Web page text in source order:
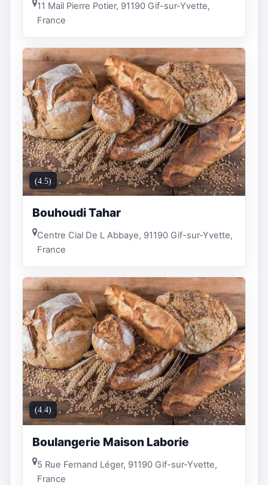
11 Mail Pierre Potier, 91190 Gif-sur-Yvette,
France
(4.5)
Bouhoudi Tahar
Centre Cial De L Abbaye, 91190 Gif-sur-Yvette,
France
(4.4)
Boulangerie Maison Laborie
5 Rue Fernand Léger, 91190 Gif-sur-Yvette,
France